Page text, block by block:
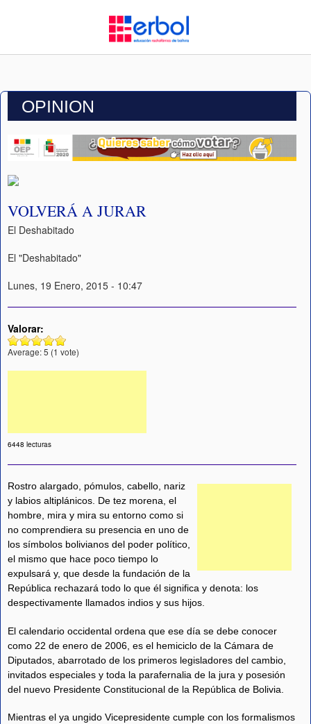
OPINION
VOLVERÁ A JURAR
El Deshabitado
El "Deshabitado"
Lunes, 19 Enero, 2015 - 10:47
Valorar:
Average:5 (1 vote)
6448 lecturas
Rostro alargado, pómulos, cabello, nariz
y labios altiplánicos. De tez morena, el
hombre, mira y mira su entorno como si
no comprendiera su presencia en uno de
los símbolos bolivianos del poder político,
el mismo que hace poco tiempo lo
expulsará y, que desde la fundación de la
República rechazará todo lo que él significa y denota: los
despectivamente llamados indios y sus hijos.
El calendario occidental ordena que ese día se debe conocer
como 22 de enero de 2006, es el hemiciclo de la Cámara de
Diputados, abarrotado de los primeros legisladores del cambio,
invitados especiales y toda la parafernalia de la jura y posesión
del nuevo Presidente Constitucional de la República de Bolivia.
Mientras el ya ungido Vicepresidente cumple con los formalismos